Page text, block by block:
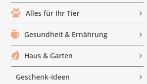
Alles für Ihr Tier
Gesundheit & Ernährung
Haus & Garten
Geschenk-Ideen